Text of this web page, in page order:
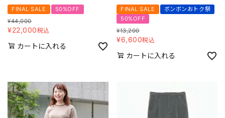
FINAL SALE
50%OFF
¥44,000
¥22,000税込
カートに入れる
FINAL SALE
ボンボンおトク祭
50%OFF
¥13,200
¥6,600税込
カートに入れる